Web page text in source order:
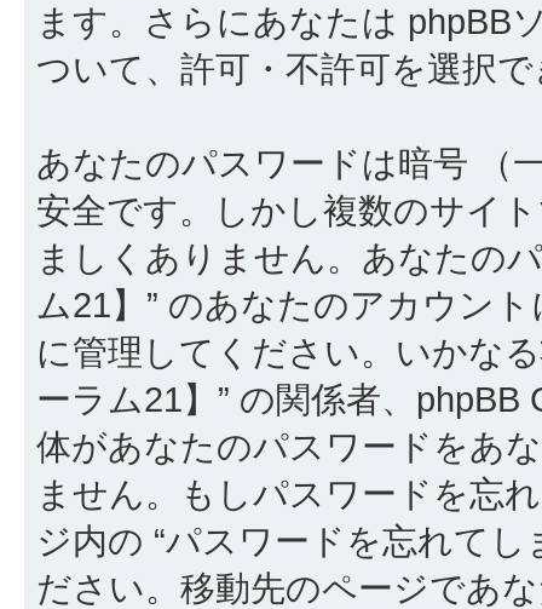
ます。さらにあなたは phpBB
ついて、許可・不許可を選択
あなたのパスワードは暗号 （
安全です。しかし複数のサイ
ましくありません。あなたの
ム21】” のあなたのアカウン
に管理してください。いかな
ーラム21】” の関係者、
体があなたのパスワードをあ
ません。もしパスワードを忘
ジ内の “パスワードを忘れて
ださい。移動先のページであ